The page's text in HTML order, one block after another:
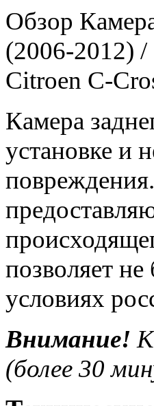
Обзор
(2006-2012)
Citroen C-
Камера
установке и
позволяет
условиях
Внимание!
(более 30